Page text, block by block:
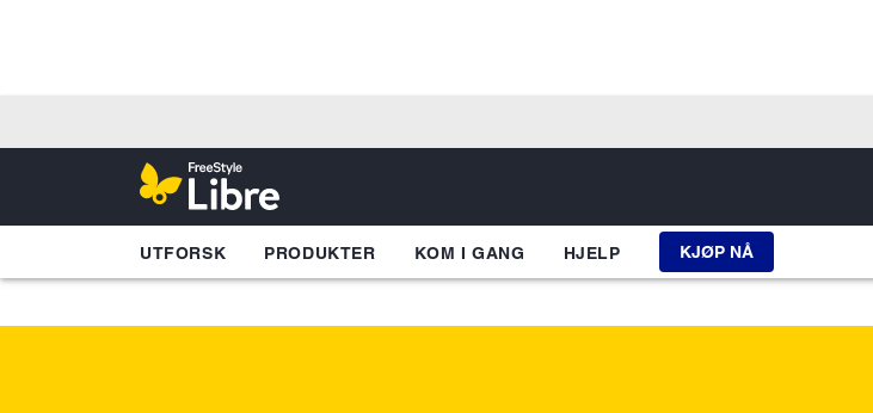
UTFORSK PRODUKTER KOM I GANG HJELP KJØP NÅ